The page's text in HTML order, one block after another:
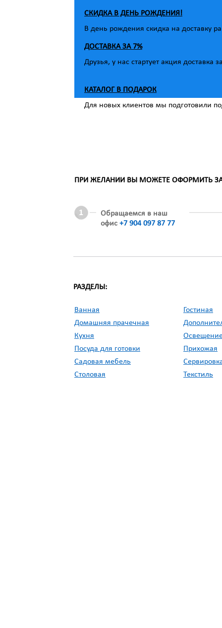
СКИДКА В ДЕНЬ РОЖДЕНИЯ!
В день рождения скидка на доставку
ДОСТАВКА ЗА 7%
Друзья, у нас стартует акция доставка
КАТАЛОГ В ПОДАРОК
Для новых клиентов мы подготовили
ПРИ ЖЕЛАНИИ ВЫ МОЖЕТЕ ОФОРМИТЬ
Обращаемся в наш
офис +7 904 097 87 77
РАЗДЕЛЫ:
Ванная
Гостиная
Домашняя прачечная
Кухня
Посуда для готовки
Прихожая
Садовая мебель
Столовая
Текстиль